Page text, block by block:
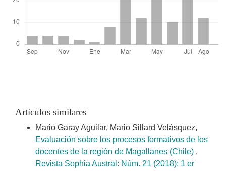
Artículos similares
Mario Garay Aguilar, Mario Sillard Velásquez,
Evaluación sobre los procesos formativos de los
docentes de la región de Magallanes (Chile) ,
Revista Sophia Austral: Núm. 21 (2018): 1 er